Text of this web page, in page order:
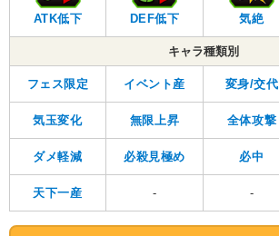
ATK低下 DEF低下 気絶
キャラ種類別
フェス限定 イベント産 変身/交代
気玉変化 無限上昇 全体攻撃
ダメ軽減 必殺見極め 必中
天下一産 - -